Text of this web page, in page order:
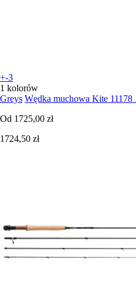
+-3
1 kolorów
Greys Wędka muchowa Kite 11178
Od 1725,00 zł
1724,50 zł